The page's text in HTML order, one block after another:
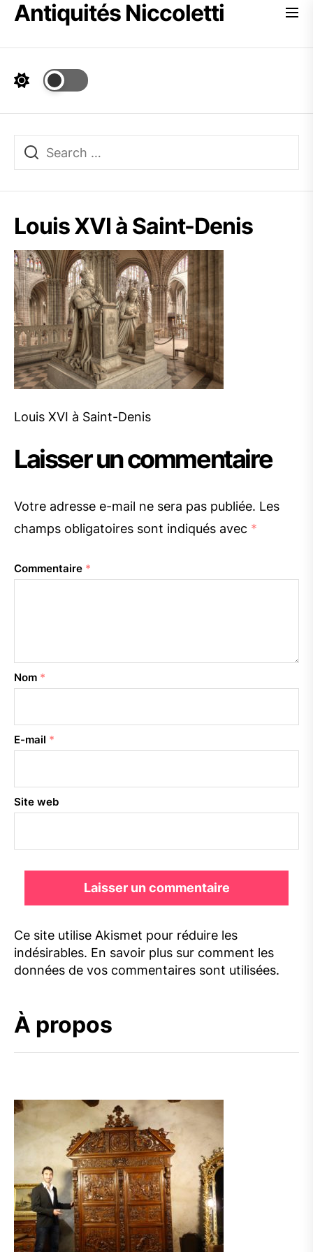
SkipAntiquités Niccoletti
Louis XVI à Saint-Denis
Louis XVI à Saint-Denis
Laisser un commentaire
Votre adresse e-mail ne sera pas publiée. Les
champs obligatoires sont indiqués avec *
Commentaire *
Nom *
E-mail *
Site web
Ce site utilise Akismet pour réduire les
indésirables. En savoir plus sur comment les
données de vos commentaires sont utilisées.
À propos